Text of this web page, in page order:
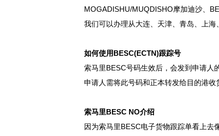
MOGADISHU/MUQDISHO摩加迪沙、
我们可以办理从大连、天津、青岛、上
如何使用BESC(ECTN)跟踪号
索马里BESC号码生效后，会发到申请人
申请人需将此号码和正本转发给目的港
索马里BESC NO介绍
因为索马里BESC电子货物跟踪单看上去